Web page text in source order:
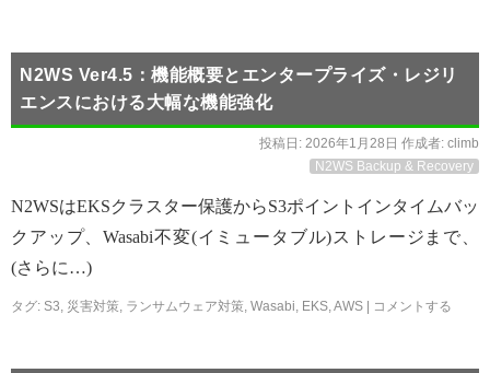
N2WS Ver4.5：機能概要とエンタープライズ・レジリ
エンスにおける大幅な機能強化
投稿日: 2026年1月28日 作成者: climb
N2WS Backup & Recovery
N2WSはEKSクラスター保護からS3ポイントインタイムバッ
クアップ、Wasabi不変(イミュータブル)ストレージまで、
(さらに…)
タグ: S3, 災害対策, ランサムウェア対策, Wasabi, EKS,AWS コメントする